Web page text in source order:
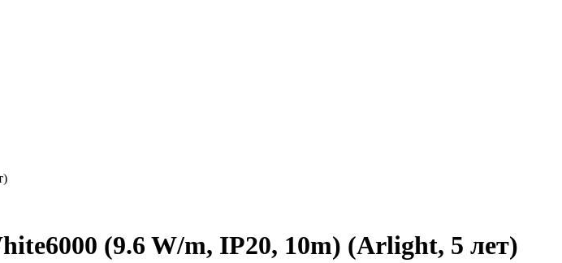
(9.6 W/m, IP20, 10m) (Arlight, 5 лет)